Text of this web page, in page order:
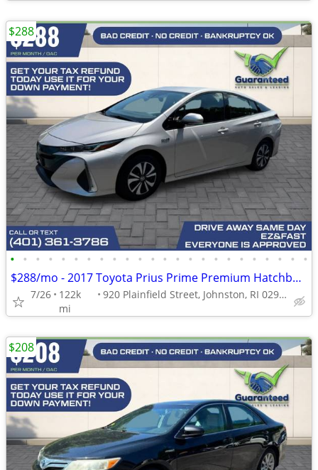
• • • • • • • • • • • • • • • • • • • • • • • •
$288/mo - 2017 Toyota Prius Prime Premium Hatchback 4D
7/26
122k
mi
920 Plainfield Street, Johnston, RI 02919
$288
$208